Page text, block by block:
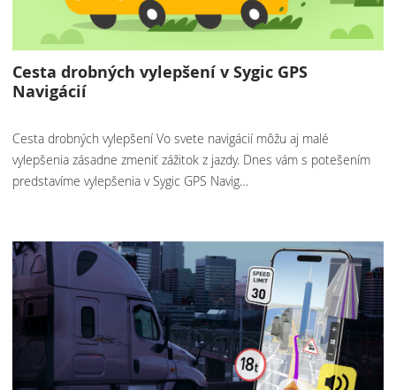
Cesta drobných vylepšení v Sygic GPS
Navigácií
Cesta drobných vylepšení Vo svete navigácií môžu aj malé
vylepšenia zásadne zmeniť zážitok z jazdy. Dnes vám s potešením
predstavíme vylepšenia v Sygic GPS Navig…